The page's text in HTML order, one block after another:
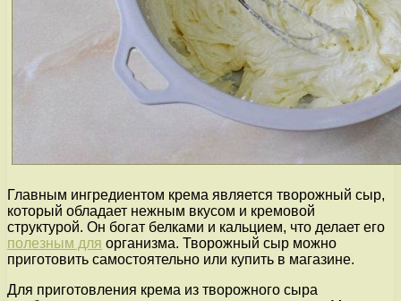
Главным ингредиентом крема является творожный сыр,
который обладает нежным вкусом и кремовой
структурой. Он богат белками и кальцием, что делает его
полезным для организма. Творожный сыр можно
приготовить самостоятельно или купить в магазине.
Для приготовления крема из творожного сыра